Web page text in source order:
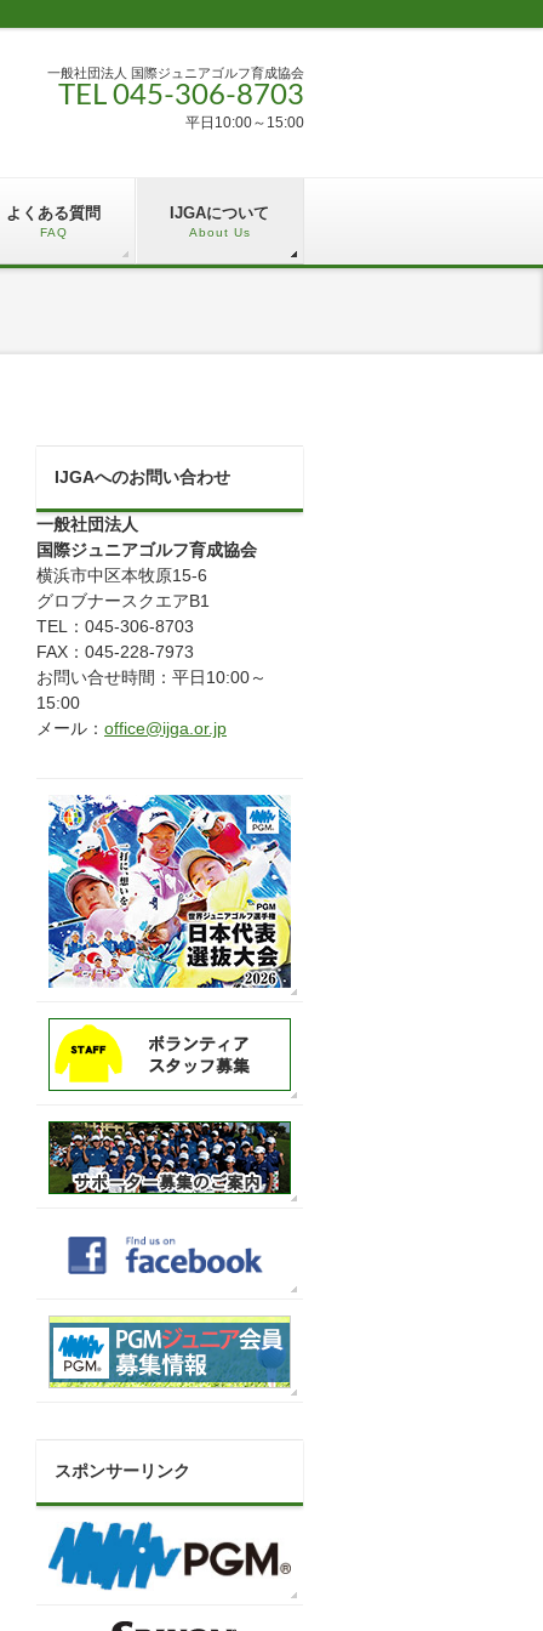
一般社団法人 国際ジュニアゴルフ育成協会
TEL 045-306-8703
平日10:00～15:00
よくある質問
FAQ
IJGAについて
About Us
IJGAへのお問い合わせ
一般社団法人
国際ジュニアゴルフ育成協会
横浜市中区本牧原15-6
グロブナースクエアB1
TEL：045-306-8703
FAX：045-228-7973
お問い合せ時間：平日10:00～
15:00
メール： office@ijga.or.jp
スポンサーリンク